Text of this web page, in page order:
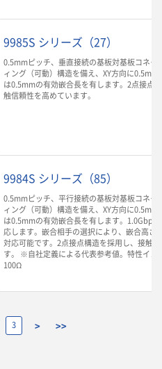
9985S シリーズ（27）
0.5mmピッチ、垂直接続の基板対基板コネク
ィング（可動）構造を備え、XY方向に
は0.5mmの有効嵌合長を有します。2点接点
触信頼性を高めています。
9984S シリーズ（85）
0.5mmピッチ、平行接続の基板対基板コネク
ィング（可動）構造を備え、XY方向に
は0.5mmの有効嵌合長を有します。
応します。嵌合相手の選択により、嵌合高さ
対応可能です。2点接点構造を採用し、接触
す。 ※自社定義による代表参考値。特性イ
100Ω
3 > >>